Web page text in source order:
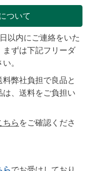
ついて
以内にご連絡をいた
まずは下記フリーダ
。
料弊社負担で良品と
、送料をご負担い
ちら をご確認くださ